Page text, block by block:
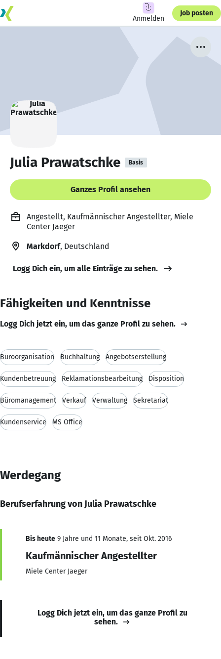
Anmelden
Job posten
Julia Prawatschke Basis
Ganzes Profil ansehen
Angestellt, Kaufmännischer Angestellter, Miele
Center Jaeger
Markdorf, Deutschland
Logg Dich ein, um alle Einträge zu sehen.
Fähigkeiten und Kenntnisse
Logg Dich jetzt ein, um das ganze Profil zu sehen.
Büroorganisation Buchhaltung Angebotserstellung
Kundenbetreuung Reklamationsbearbeitung Disposition
Büromanagement Verkauf Verwaltung Sekretariat
Kundenservice MS Office
Werdegang
Berufserfahrung von Julia Prawatschke
Bis heute 9 Jahre und 11 Monate, seit Okt. 2016
Kaufmännischer Angestellter
Miele Center Jaeger
Logg Dich jetzt ein, um das ganze Profil zu
sehen.